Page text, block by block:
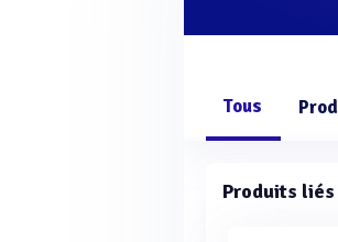
Tous
Produits